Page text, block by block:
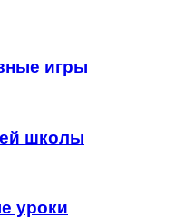
игры
школы
уроки